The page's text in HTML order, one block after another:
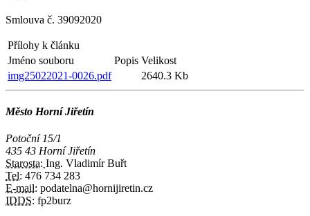
Smlouva č. 39092020
Přílohy k článku
Jméno souboru
Popis Velikost
img25022021-0026.pdf
2640.3 Kb
Město Horní Jiřetín
Potoční 15/1
435 43 Horní Jiřetín
Starosta: Ing. Vladimír Buřt
Tel: 476 734 283
E-mail: podatelna@hornijiretin.cz
IDDS: fp2burz